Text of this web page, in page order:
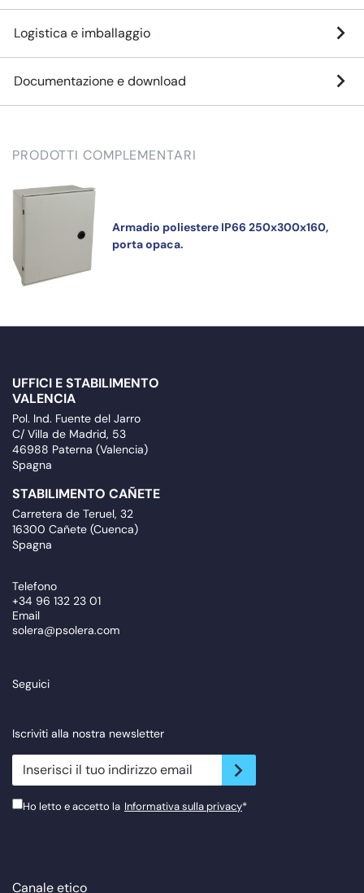
Logistica e imballaggio
Documentazione e download
PRODOTTI COMPLEMENTARI
Armadio poliestere IP66 250x300x160,
porta opaca.
UFFICI E STABILIMENTO
VALENCIA
Pol. Ind. Fuente del Jarro
C/ Villa de Madrid, 53
46988 Paterna (Valencia)
Spagna
STABILIMENTO CAÑETE
Carretera de Teruel, 32
16300 Cañete (Cuenca)
Spagna
Telefono
+34 96 132 23 01
Email
solera@psolera.com
Seguici
Iscriviti alla nostra newsletter
newsletter.suscribe
Ho letto e accetto la Informativa sulla privacy*
Canale etico